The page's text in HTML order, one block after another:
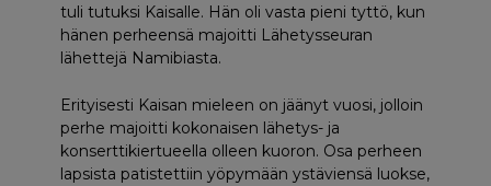
tuli tutuksi Kaisalle. Hän oli vasta pieni tyttö, kun
hänen perheensä majoitti Lähetysseuran
lähettejä Namibiasta.
Erityisesti Kaisan mieleen on jäänyt vuosi, jolloin
perhe majoitti kokonaisen lähetys- ja
konserttikiertueella olleen kuoron. Osa perheen
lapsista patistettiin yöpymään ystäviensä luokse,